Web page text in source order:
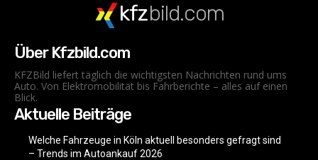
kfzbild.com
Über Kfzbild.com
KFZBild liefert täglich die wichtigsten Nachrichten rund ums
Auto. Von Elektromobilität bis Fahrberichte – alles auf einen
Blick.
Aktuelle Beiträge
Welche Fahrzeuge in Köln aktuell besonders gefragt sind
– Trends im Autoankauf 2026